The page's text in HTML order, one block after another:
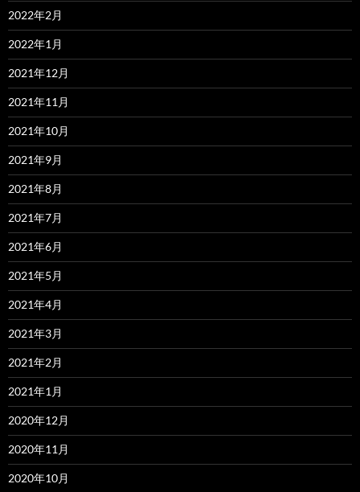
2022年2月
2022年1月
2021年12月
2021年11月
2021年10月
2021年9月
2021年8月
2021年7月
2021年6月
2021年5月
2021年4月
2021年3月
2021年2月
2021年1月
2020年12月
2020年11月
2020年10月